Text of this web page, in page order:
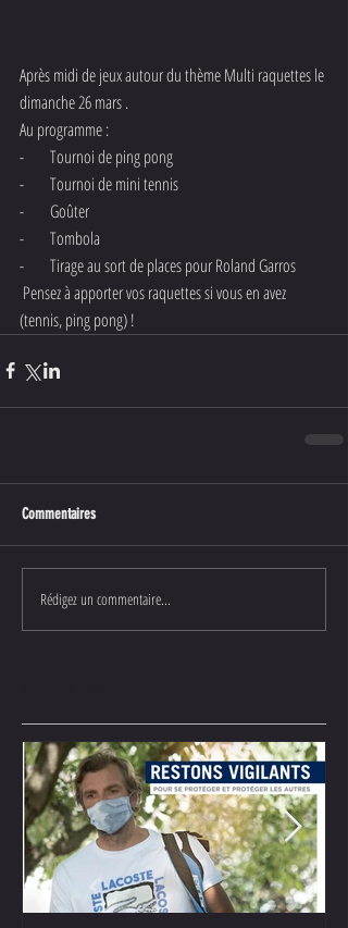
Après midi de jeux autour du thème Multi raquettes le
dimanche 26 mars .
Au programme :
-        Tournoi de ping pong
-        Tournoi de mini tennis
-        Goûter
-        Tombola
-        Tirage au sort de places pour Roland Garros
(tennis, ping pong) !
Commentaires
Rédigez un commentaire...